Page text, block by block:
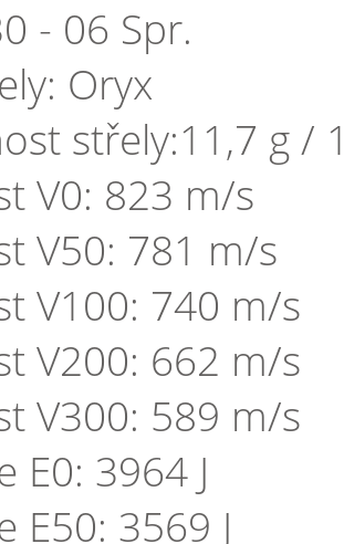
- 06 Spr.
Oryx
střely:11,7 g /
V0: 823 m/s
V50: 781 m/s
V100: 740 m/s
V200: 662 m/s
V300: 589 m/s
E0: 3964 J
E50: 3569 J